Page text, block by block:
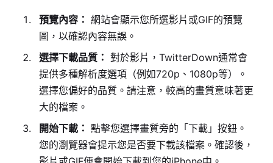
預覽內容： 網站會顯示您所選影片或GIF的預覽
圖，以確認內容無誤。
選擇下載品質： 對於影片，TwitterDown通常會
提供多種解析度選項（例如720p、1080p等）。
選擇您偏好的品質。請注意，較高的畫質意味著更
大的檔案。
開始下載： 點擊您選擇畫質旁的「下載」按鈕。
您的瀏覽器會提示您是否要下載該檔案。確認後，